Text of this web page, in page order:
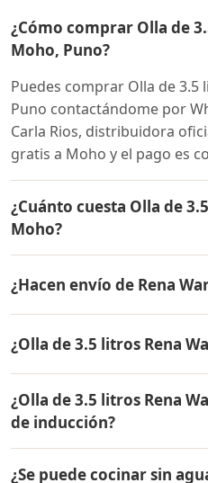
¿Cómo comprar Olla de
Moho, Puno?
Puedes comprar Olla de 3.5
Puno contactándome por
Carla Rios, distribuidora
gratis a Moho y el pago es
¿Cuánto cuesta Olla de
Moho?
todo el Perú. Contáctame
el precio actual,
de pago en cuotas desde el
¿Hacen envío de Rena
a Moho, Puno y a todo el
entrega.
¿Olla de 3.5 litros Rena
vida contra defectos de
productos Rena Ware están
inoxidable quirúrgico 18/10
¿Olla de 3.5 litros Rena
de inducción?
¿Se puede cocinar sin